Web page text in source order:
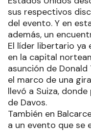
sus respectivos
del evento. Y en
además, un
El líder libertario ya
en la capital
asunción de Donald
el marco de una
llevó a Suiza,
de Davos.
También en
a un evento que se